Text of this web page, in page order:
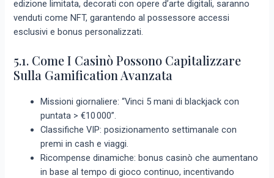
edizione limitata, decorati con opere d’arte digitali, saranno
venduti come NFT, garantendo al possessore accessi
esclusivi e bonus personalizzati.
5.1. Come I Casinò Possono Capitalizzare
Sulla Gamification Avanzata
Missioni giornaliere: “Vinci 5 mani di blackjack con
puntata > €10 000”.
Classifiche VIP: posizionamento settimanale con
premi in cash e viaggi.
Ricompense dinamiche: bonus casinò che aumentano
in base al tempo di gioco continuo, incentivando